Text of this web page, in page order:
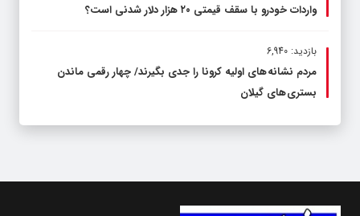
واردات خودرو با سقف قیمتی ۲۰ هزار دلار شدنی است؟
بازدید: 6,940
مردم نشانه های اولیه کرونا را جدی بگیرند/ چهار رقمی ماندن
بستری های گیلان